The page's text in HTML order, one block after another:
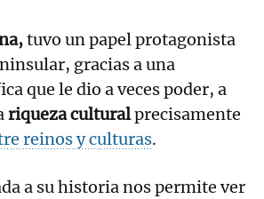
tuvo un papel protagonista
gracias a una
que le dio a veces poder, a
riqueza culturalprecisamente
reinos y culturas.
a su historia nos permite ver